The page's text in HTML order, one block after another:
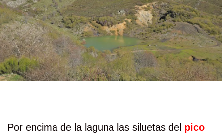
Por encima de la laguna las siluetas del pico